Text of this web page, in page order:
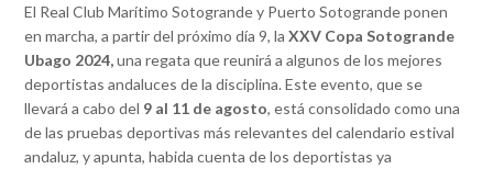
El Real Club Marítimo Sotogrande y Puerto Sotogrande ponen
en marcha, a partir del próximo día 9, laXXV Copa Sotogrande
Ubago 2024,una regata que reunirá a algunos de los mejores
deportistas andaluces de la disciplina. Este evento, que se
llevará a cabo del 9 al 11 de agosto, está consolidado como una
de las pruebas deportivas más relevantes del calendario estival
andaluz, y apunta, habida cuenta de los deportistas ya